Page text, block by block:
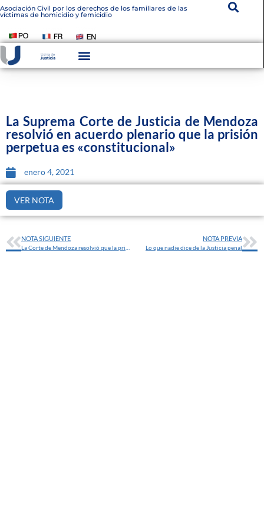
Asociación Civil por los derechos de los familiares de las
víctimas de homicidio y femicidio
La Suprema Corte de Justicia de Mendoza
resolvió en acuerdo plenario que la prisión
perpetua es «constitucional»
enero 4, 2021
VER NOTA
NOTA SIGUIENTE NOTA PREVIA
Lo que nadie dice de la Justicia penal